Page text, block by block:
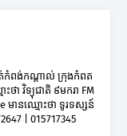
ត់កំពង់កណ្តាល់ ក្រុងកំពត
ថា វិទ្យុជាតិ ៩មករា FM
មានឈ្មោះថា ទូរទស្សន៍
| 015717345